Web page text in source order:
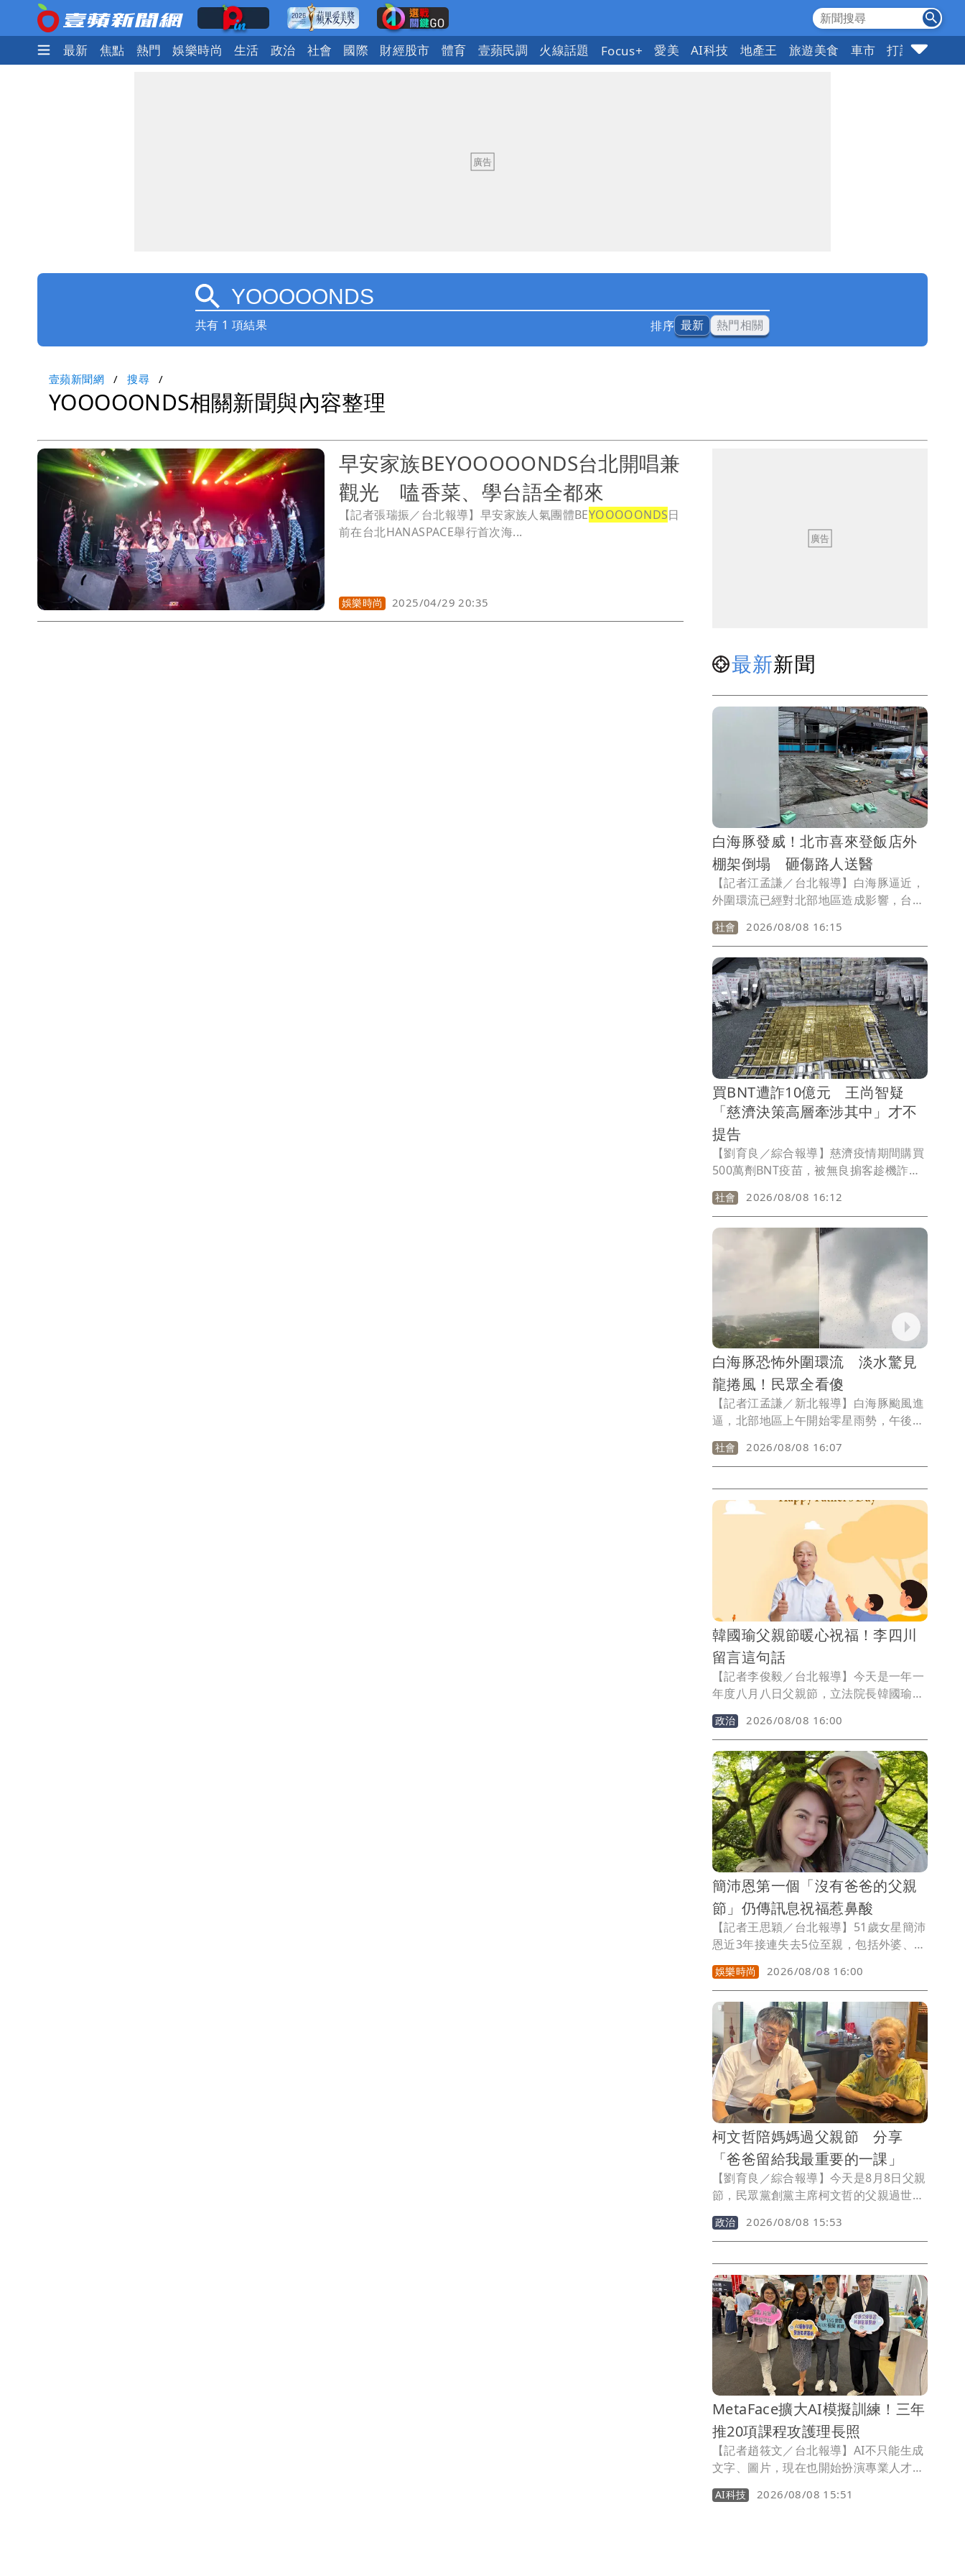
最新 焦點 熱門 娛樂時尚 生活 政治 社會 國際 財經股市 體育 壹蘋民調 火線話題 Focus+ 愛美 AI科技 地產王 旅遊美食 車市 打詐 指標企
共有 1 項結果 排序 最新 熱門相關
壹蘋新聞網 搜尋
YOOOOONDS相關新聞與內容整理
早安家族BEYOOOOONDS台北開唱兼
觀光 嗑香菜、學台語全都來
【記者張瑞振／台北報導】早安家族人氣團體BEYOOOOONDS日
前在台北HANASPACE舉行首次海...
娛樂時尚 2025/04/29 20:35
最新新聞
白海豚發威！北市喜來登飯店外
棚架倒塌 砸傷路人送醫
【記者江孟謙／台北報導】白海豚逼近，
外圍環流已經對北部地區造成影響，台北
市陸續傳出鷹架、圍籬倒塌，今天（8
日）下午13時許，正在施工中的喜來登大
飯店外棚架圍籬，因強風倒塌，不慎砸中
1名路過的女子，肩膀有受傷情況，緊急
送往台大醫院救治無生命危險。
社會 2026/08/08 16:15
買BNT遭詐10億元 王尚智疑
「慈濟決策高層牽涉其中」才不
提告
【劉育良／綜合報導】慈濟疫情期間購買
500萬劑BNT疫苗，被無良掮客趁機詐取
10.6億元「委任顧問費」，事件引發熱
議。資深媒體人王尚智質疑，慈濟不提
告，卻又希望判決後能拿回被詐款項，
「究竟是黑心律師隻手遮天，還是慈濟內
部也有人內神通外鬼？」
社會 2026/08/08 16:12
白海豚恐怖外圍環流 淡水驚見
龍捲風！民眾全看傻
【記者江孟謙／新北報導】白海豚颱風進
逼，北部地區上午開始零星雨勢，午後風
雨漸強，新北市淡水區中山北路三段與育
英路口，今天（8日）下午14時許驚現龍
捲風，罕見氣象引起許多民眾關注，而風
勢也導致電線垂落、路樹倒塌，暫無傳出
人員傷亡，警方獲報抵達時，區公所已完
成現場障礙排除及相關處理，道路恢復正
常通行。員警現場確認已無其他危害情
形，安全無虞後離開。
社會 2026/08/08 16:07
韓國瑜父親節暖心祝福！李四川
留言這句話
【記者李俊毅／台北報導】今天是一年一
年度八月八日父親節，立法院長韓國瑜在
社群平台發文，祝福「每一位爸爸身體健
康、平安幸福，父親節快樂」。國民黨新
北市長參選人李四川也現身留言祝福表
示，祝韓國瑜和全天下的爸爸們「父親節
快樂」。
政治 2026/08/08 16:00
簡沛恩第一個「沒有爸爸的父親
節」仍傳訊息祝福惹鼻酸
【記者王思穎／台北報導】51歲女星簡沛
恩近3年接連失去5位至親，包括外婆、愛
貓「米粒」、父親，以及情同父親的外
公，接連面對人生告別的她，今年父親節
格外難熬。她回憶去年父親節，還特別回
南投探望剛出院的外公，陪他吃飯聊天，
也打電話向爸爸說聲「父親節快樂」，沒
想到短短一年，爸爸和外公都已離開人
世，是第一個沒有父親和外公的父親節。
娛樂時尚 2026/08/08 16:00
柯文哲陪媽媽過父親節 分享
「爸爸留給我最重要的一課」
【劉育良／綜合報導】今天是8月8日父親
節，民眾黨創黨主席柯文哲的父親過世
後，這是他第一次和母親一起過父親節，
他感嘆「真正重要的人，不一定永遠都
在」，父親不在之後，讓他更明白，「有
些事情真的不能等」。
政治 2026/08/08 15:53
MetaFace擴大AI模擬訓練！三年
推20項課程攻護理長照
【記者趙筱文／台北報導】AI不只能生成
文字、圖片，現在也開始扮演專業人才的
「陪練員」。由藝人林煒創辦的超級臉股
份有限公司（MetaFace），將AI導入護
AI科技 2026/08/08 15:51